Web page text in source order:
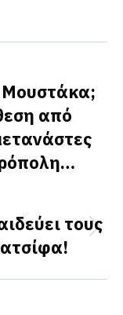
Μουστάκα;
από
τους